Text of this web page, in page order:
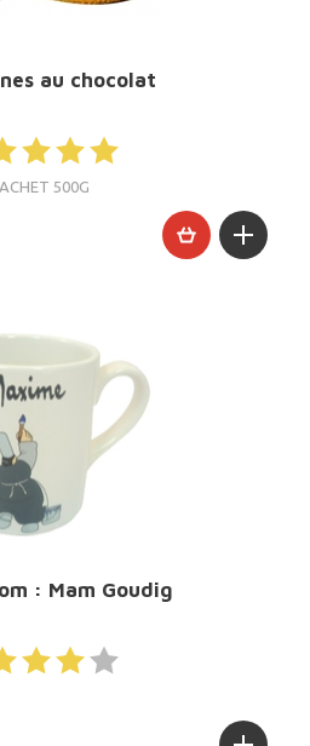
au chocolat
500G
: Mam Goudig